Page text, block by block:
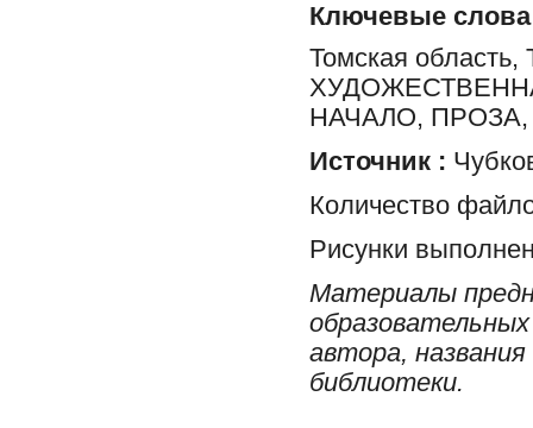
Ключевые слова
Томская область,
НАЧАЛО,
Источник :
Количество
Рисунки
Материалы
автора,
библиотеки.